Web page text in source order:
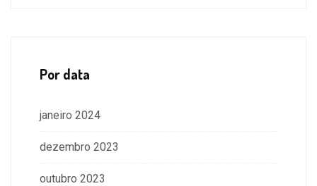
Por data
janeiro 2024
dezembro 2023
outubro 2023